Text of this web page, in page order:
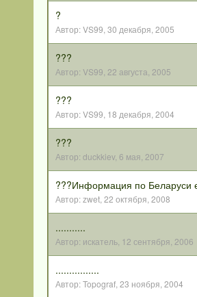
?
Автор:VS99,30 декабря, 2005
???
Автор: VS99, 22 августа, 2005
???
Автор:VS99, 18 декабря, 2004
???
Автор: duckkiev, 6 мая, 2007
???Информация по Беларуси
Автор:zwet,22 октября, 2008
...........
Автор: искатель, 12 сентября, 2006
................
Автор:Topograf,23 ноября, 2004